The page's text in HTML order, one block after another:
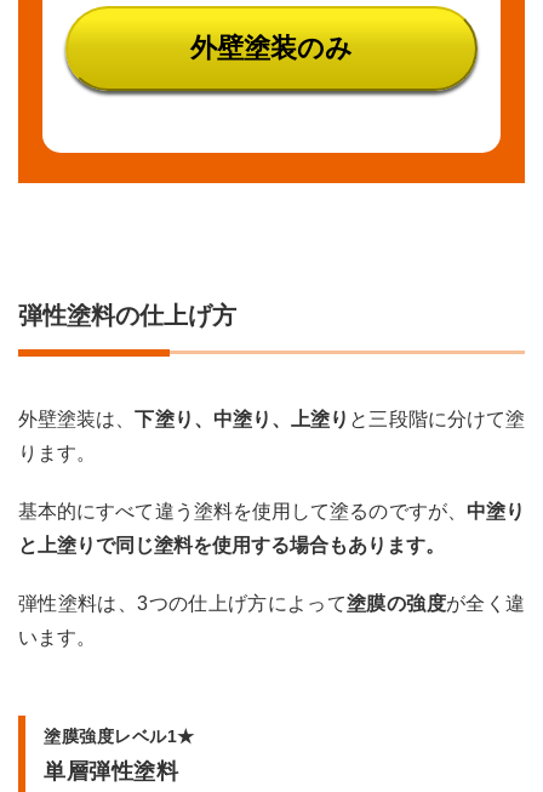
外壁塗装のみ
弾性塗料の仕上げ方
外壁塗装は、 下塗り、中塗り、上塗り と三段階に分けて塗
ります。
基本的にすべて違う塗料を使用して塗るのですが、 中塗り
と上塗りで同じ塗料を使用する場合もあります。
弾性塗料は、3つの仕上げ方によって塗膜の強度が全く違
います。
塗膜強度レベル1★
単層弾性塗料